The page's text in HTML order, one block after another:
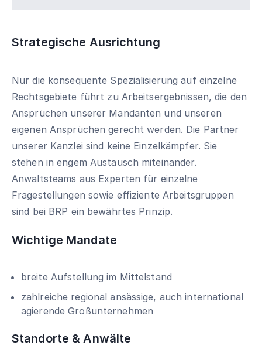
Strategische Ausrichtung
Nur die konsequente Spezialisierung auf einzelne
Rechtsgebiete führt zu Arbeitsergebnissen, die den
Ansprüchen unserer Mandanten und unseren
eigenen Ansprüchen gerecht werden. Die Partner
unserer Kanzlei sind keine Einzelkämpfer. Sie
stehen in engem Austausch miteinander.
Anwaltsteams aus Experten für einzelne
Fragestellungen sowie effiziente Arbeitsgruppen
sind bei BRP ein bewährtes Prinzip.
Wichtige Mandate
breite Aufstellung im Mittelstand
zahlreiche regional ansässige, auch international
agierende Großunternehmen
Standorte & Anwälte